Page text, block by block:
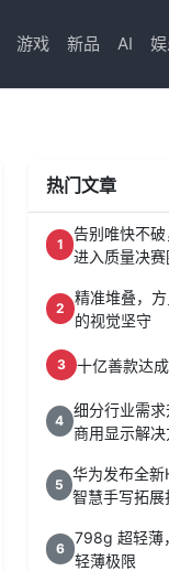
游戏 新品 AI
热门文章
1
告别唯快不破
进入质量决赛
2
精准堆叠，
的视觉坚守
3 十亿善款达
4
细分行业需
商用显示解决
5
华为发布全
智慧手写拓
6
798g 超轻薄
轻薄极限